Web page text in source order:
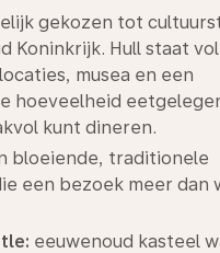
gekozen tot
Koninkrijk. Hull staat
musea en een
hoeveelheid
kunt dineren.
bloeiende, traditionele
een bezoek meer dan
eeuwenoud kasteel